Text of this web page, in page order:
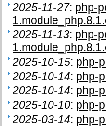
2025-11-27: php-
2025-11-13: php-
2025-10-15: php-
2025-10-14: php-
2025-10-14: php-
2025-10-10: php-
2025-03-14: php-